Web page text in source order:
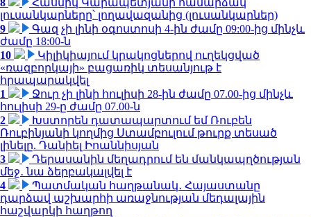
լուսանկարները՝ լողավազանից (լուսանկարներ)
9
Գազ չի լինի օգոստոսի 4-ին ժամը 09:00-ից մինչև
ժամը 18:00-ն
10
Կիլիկիայում կրակոցներով ուղեկցված
«ռազբորկայի» բացառիկ տեսանյութ է
հրապարակվել
1
Ջուր չի լինի հուլիսի 28-ին ժամը 07.00-ից մինչև
հուլիսի 29-ը ժամը 07.00-ն
2
Խստորեն դատապարտում եմ Ռուբեն
Ռուբինյանի կողմից Ստամբուլում թուրք տեսած
լինելը. Դանիել Իոաննիսյան
3
Դերասանին մեղադրում են մանկապղծության
մեջ․ նա ձերբակալվել է
4
Պատմական հաղթանակ․ Հայաստանը
դարձավ աշխարհի առաջնության մեդալային
հաշվարկի հաղթող